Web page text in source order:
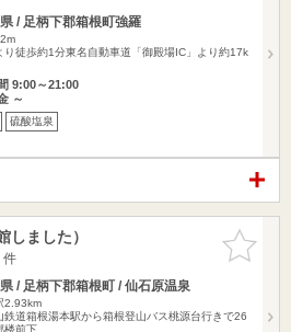
/ 足柄下郡箱根町強羅
り徒歩約1分東名自動車道「御殿場IC」より約17k
9:00～21:00
～
硫酸塩泉
お気に入
りに追加
ました）
/ 足柄下郡箱根町 / 仙石原温泉
2.93km
鉄道箱根湯本駅から箱根登山バス桃源台行きで26
楼前下…